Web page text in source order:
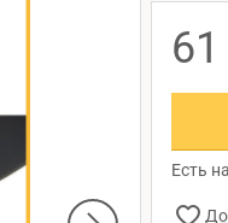
61
Есть